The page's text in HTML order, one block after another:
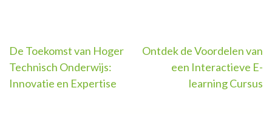
Berichtnavigatie
De Toekomst van Hoger
Technisch Onderwijs:
Innovatie en Expertise
Ontdek de Voordelen van
een Interactieve E-
learning Cursus